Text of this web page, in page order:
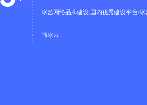
冰艺网络品牌建设,国内优秀建设平台/冰
韩冰云